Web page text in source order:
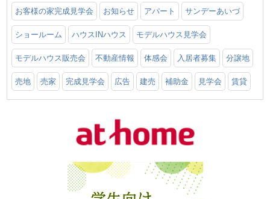
お客様の家完成見学会 お知らせ アパート サンデーあいづ
ショールーム ハウスINハウス モデルハウス見学会
モデルハウス販売会 不動産情報 体感会 入居者募集 分譲地
売地 売家 完成見学会 広告 建売 補助金 見学会 賃貸